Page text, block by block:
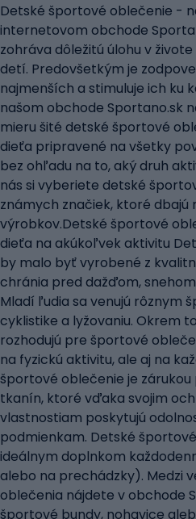
Detské športové oblečenie -
internetovom obchode
zohráva dôležitú úlohu v
detí. Predovšetkým je
najmenších a stimuluje ich ku
našom obchode Sportano.sk
mieru šité detské športové
dieťa pripravené na všetky
bez ohľadu na to, aký druh
nás si vyberiete detské
známych značiek, ktoré dbajú
výrobkov.Detské športové
dieťa na akúkoľvek aktivitu
by malo byť vyrobené z
chránia pred dažďom,
Mladí ľudia sa venujú rôznym
cyklistike a lyžovaniu. Okrem
rozhodujú pre športové
na fyzickú aktivitu, ale aj na
športové oblečenie je
tkanín, ktoré vďaka svojim
vlastnostiam poskytujú
podmienkam. Detské
ideálnym doplnkom
alebo na prechádzky). Medzi
oblečenia nájdete v obchode
športové bundy, nohavice